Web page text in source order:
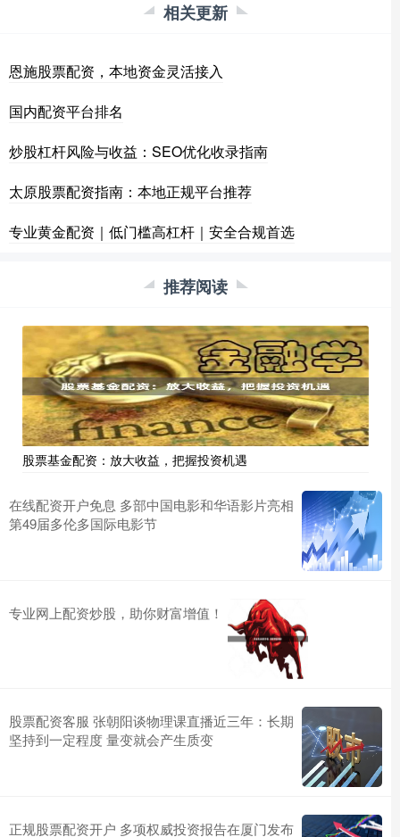
相关更新
恩施股票配资，本地资金灵活接入
国内配资平台排名
炒股杠杆风险与收益：SEO优化收录指南
太原股票配资指南：本地正规平台推荐
专业黄金配资｜低门槛高杠杆｜安全合规首选
推荐阅读
股票基金配资：放大收益，把握投资机遇
在线配资开户免息 多部中国电影和华语影片亮相
第49届多伦多国际电影节
专业网上配资炒股，助你财富增值！
股票配资客服 张朝阳谈物理课直播近三年：长期
坚持到一定程度 量变就会产生质变
正规股票配资开户 多项权威投资报告在厦门发布